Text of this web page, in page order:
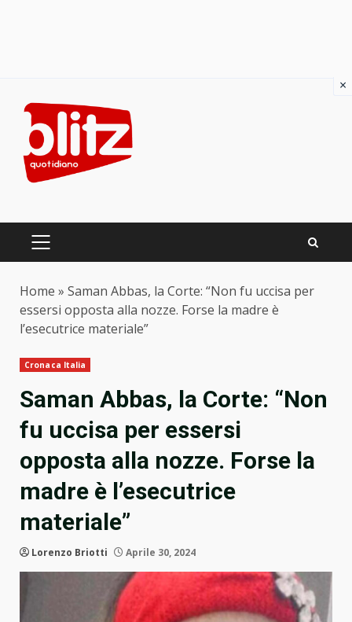
content
PRIMARY
Home » Saman Abbas, la Corte: “Non fu uccisa per
essersi opposta alla nozze. Forse la madre è
l’esecutrice materiale”
Cronaca Italia
Saman Abbas, la Corte: “Non
fu uccisa per essersi
opposta alla nozze. Forse la
madre è l’esecutrice
materiale”
Lorenzo Briotti Aprile 30, 2024
×